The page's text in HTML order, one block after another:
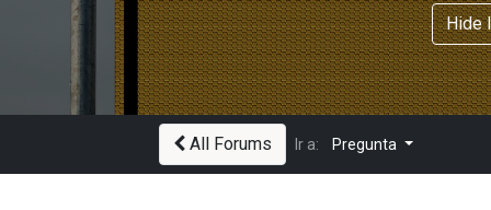
Hide
All Forums Ir a: Pregunta